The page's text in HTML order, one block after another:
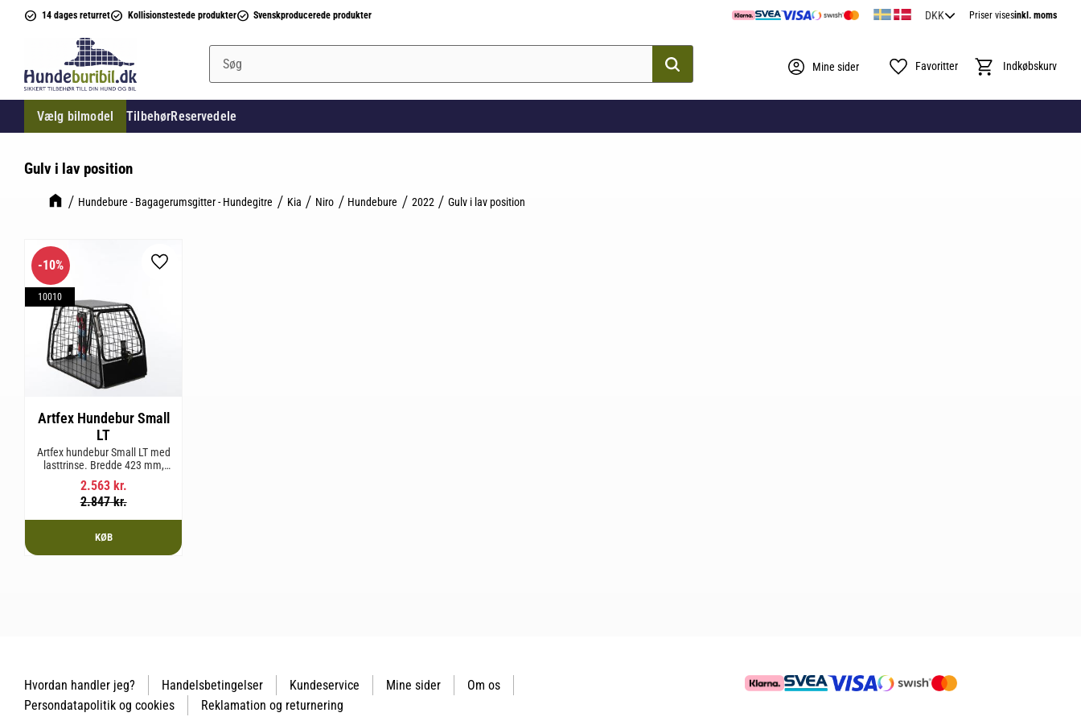
14 dages returret Kollisionstestede produkter Svenskproducerede produkter Priser visesinkl. moms
Vælg bilmodel TilbehørReservedele
Mine sider Favoritter Indkøbskurv
Gulv i lav position
Hundebure - Bagagerumsgitter - Hundegitre Kia Niro Hundebure 2022 Gulv i lav position
Artfex Hundebur Small
LT
Artfex hundebur Small LT med
lasttrinse. Bredde 423 mm,
Højde 500 mm, Dybde 670 mm
og vægt 12,9 kg.
2.563kr.
2.847kr.
10%
10010
Gem som favorit
KØB
Hvordan handler jeg? Handelsbetingelser Kundeservice Mine sider
Om os
Persondatapolitik og cookies
Reklamation og returnering